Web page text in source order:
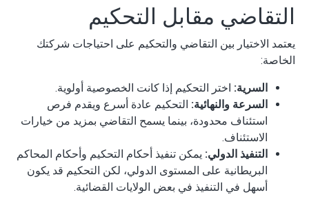
التقاضي مقابل التحكيم
يعتمد الاختيار بين التقاضي والتحكيم على احتياجات شركتك
الخاصة:
السرية: اختر التحكيم إذا كانت الخصوصية أولوية.
السرعة والنهائية: التحكيم عادة أسرع ويقدم فرص
استئناف محدودة، بينما يسمح التقاضي بمزيد من خيارات
الاستئناف.
التنفيذ الدولي: يمكن تنفيذ أحكام التحكيم وأحكام المحاكم
البريطانية على المستوى الدولي، لكن التحكيم قد يكون
أسهل في التنفيذ في بعض الولايات القضائية.